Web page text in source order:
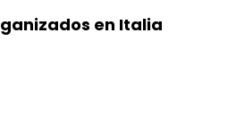
en Italia